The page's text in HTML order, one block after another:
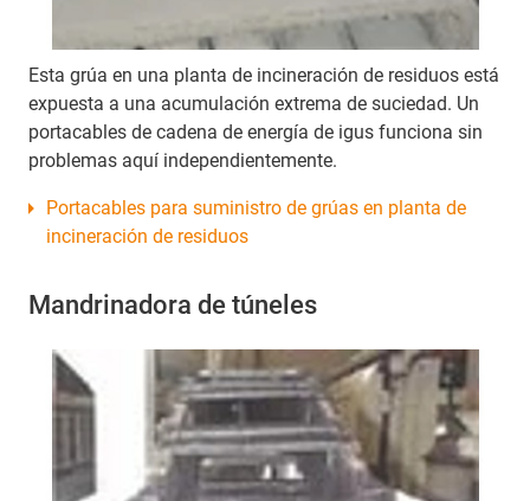
Esta grúa en una planta de incineración de residuos está
expuesta a una acumulación extrema de suciedad. Un
portacables de cadena de energía de igus funciona sin
problemas aquí independientemente.
Portacables para suministro de grúas en planta de
incineración de residuos
Mandrinadora de túneles